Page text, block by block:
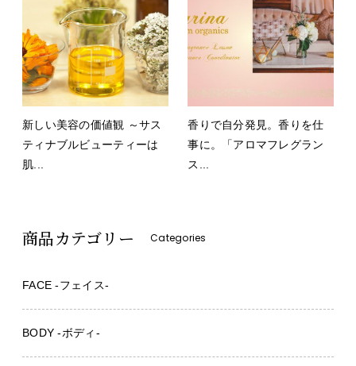
新しい美容の価値観 ～サス
ティナブルビューティーは
肌...
香りで自分発見。香りを仕
事に。「アロマフレグラン
ス...
商品カテゴリー Categories
FACE -フェイス-
BODY -ボディ-